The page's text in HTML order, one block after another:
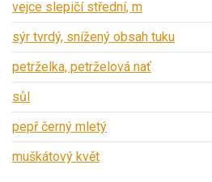
vejce slepičí střední, m
sýr tvrdý, snížený obsah tuku
petrželka, petrželová nať
sůl
pepř černý mletý
muškátový květ